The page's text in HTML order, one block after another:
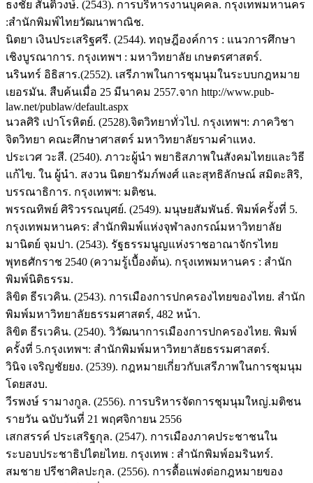
ธงชัย สันติวงษ์. (2543). การบริหารงานบุคคล. กรุงเทพมหานคร
:สำนักพิมพ์ไทยวัฒนาพาณิช.
นิตยา เงินประเสริฐศรี. (2544). ทฤษฎีองค์การ : แนวการศึกษา
เชิงบูรณาการ. กรุงเทพฯ : มหาวิทยาลัย เกษตรศาสตร์.
นรินทร์ อิธิสาร.(2552). เสรีภาพในการชุมนุมในระบบกฎหมาย
เยอรมัน. สืบค้นเมื่อ 25 มีนาคม 2557.จาก http://www.pub-
law.net/publaw/default.aspx
นวลศิริ เปาโรหิตย์. (2528).จิตวิทยาทั่วไป. กรุงเทพฯ: ภาควิชา
จิตวิทยา คณะศึกษาศาสตร์ มหาวิทยาลัยรามคำแหง.
ประเวศ วะสี. (2540). ภาวะผู้นำ พยาธิสภาพในสังคมไทยและวิธี
แก้ไข. ใน ผู้นำ. สงวน นิตยารัมภ์พงศ์ และสุทธิลักษณ์ สมิตะสิริ,
บรรณาธิการ. กรุงเทพฯ: มติชน.
พรรณทิพย์ ศิริวรรณบุศย์. (2549). มนุษยสัมพันธ์. พิมพ์ครั้งที่ 5.
กรุงเทพมหานคร: สำนักพิมพ์แห่งจุฬาลงกรณ์มหาวิทยาลัย
มานิตย์ จุมปา. (2543). รัฐธรรมนูญแห่งราชอาณาจักรไทย
พุทธศักราช 2540 (ความรู้เบื้องต้น). กรุงเทพมหานคร : สำนัก
พิมพ์นิติธรรม.
ลิขิต ธีรเวคิน. (2543). การเมืองการปกครองไทยของไทย. สำนัก
พิมพ์มหาวิทยาลัยธรรมศาสตร์, 482 หน้า.
ลิขิต ธีรเวคิน. (2540). วิวัฒนาการเมืองการปกครองไทย. พิมพ์
ครั้งที่ 5.กรุงเทพฯ: สำนักพิมพ์มหาวิทยาลัยธรรมศาสตร์.
วินิจ เจริญชัยยง. (2539). กฎหมายเกี่ยวกับเสรีภาพในการชุมนุม
โดยสงบ.
วีรพงษ์ รามางกูล. (2556). การบริหารจัดการชุมนุมใหญ่.มติชน
รายวัน ฉบับวันที่ 21 พฤศจิกายน 2556
เสกสรรค์ ประเสริฐกุล. (2547). การเมืองภาคประชาชนใน
ระบอบประชาธิปไตยไทย. กรุงเทพ : สำนักพิมพ์อมรินทร์.
สมชาย ปรีชาศิลปะกุล. (2556). การดื้อแพ่งต่อกฎหมายของ